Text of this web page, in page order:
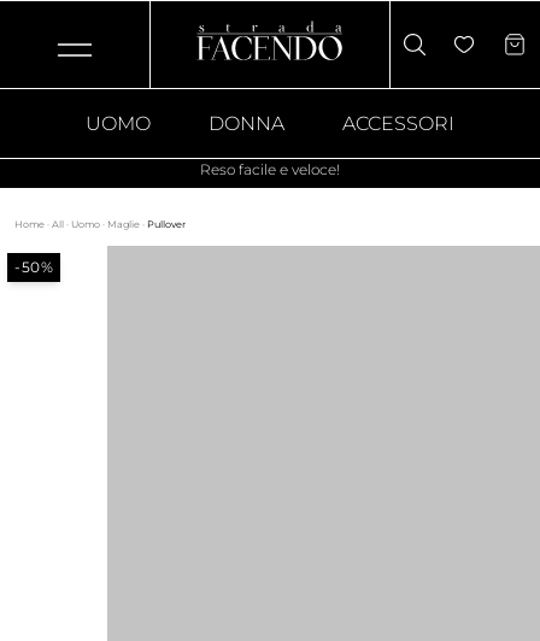
UOMO DONNA ACCESSORI
Reso facile e veloce!
Home · All · Uomo · Maglie · Pullover
-50%